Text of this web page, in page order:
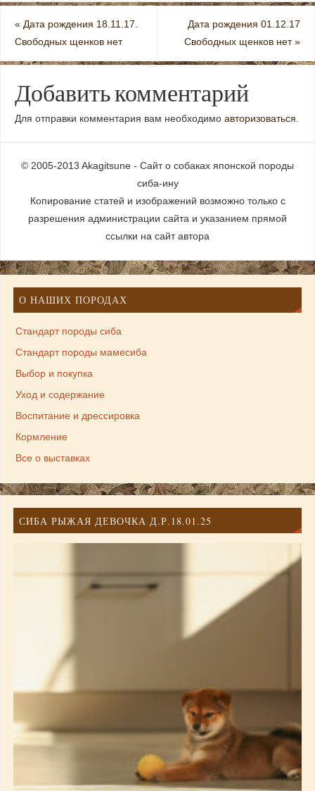
« Дата рождения 18.11.17.
Свободных щенков нет
Дата рождения 01.12.17
Свободных щенков нет »
Добавить комментарий
Для отправки комментария вам необходимоавторизоваться
© 2005-2013 Akagitsune - Сайт о собаках японской породы
сиба-ину
Копирование статей и изображений возможно только с
разрешения администрации сайта и указанием прямой
ссылки на сайт автора
О НАШИХ ПОРОДАХ
Стандарт породы сиба
Стандарт породы мамесиба
Выбор и покупка
Уход и содержание
Воспитание и дрессировка
Кормление
Все о выставках
СИБА РЫЖАЯ ДЕВОЧКА Д.Р.18.01.25